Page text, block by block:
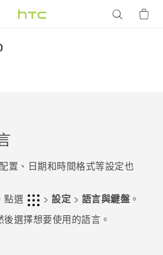
置、日期和時間格式等設定也
點選 > 設定 > 語言與鍵盤 。
後選擇想要使用的語言。